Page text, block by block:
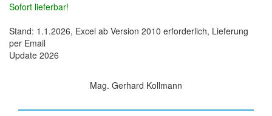
Sofort lieferbar!
Stand: 1.1.2026, Excel ab Version 2010 erforderlich, Lieferung
per Email
Update 2026
Mag. Gerhard Kollmann